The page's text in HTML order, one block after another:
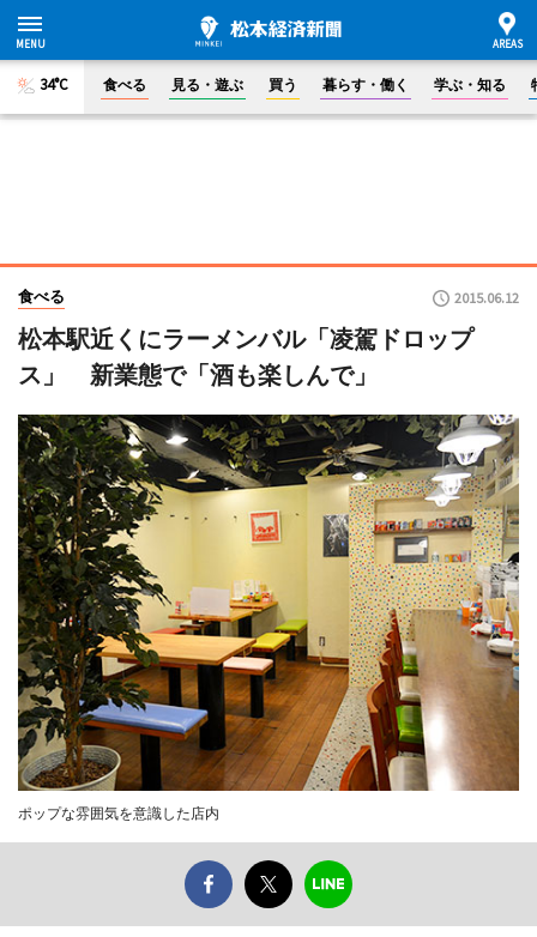
34°C 食べる 見る・遊ぶ 買う 暮らす・働く 学ぶ・知る
食べる 2015.06.12
松本駅近くにラーメンバル「凌駕ドロップ
ス」 新業態で「酒も楽しんで」
ポップな雰囲気を意識した店内